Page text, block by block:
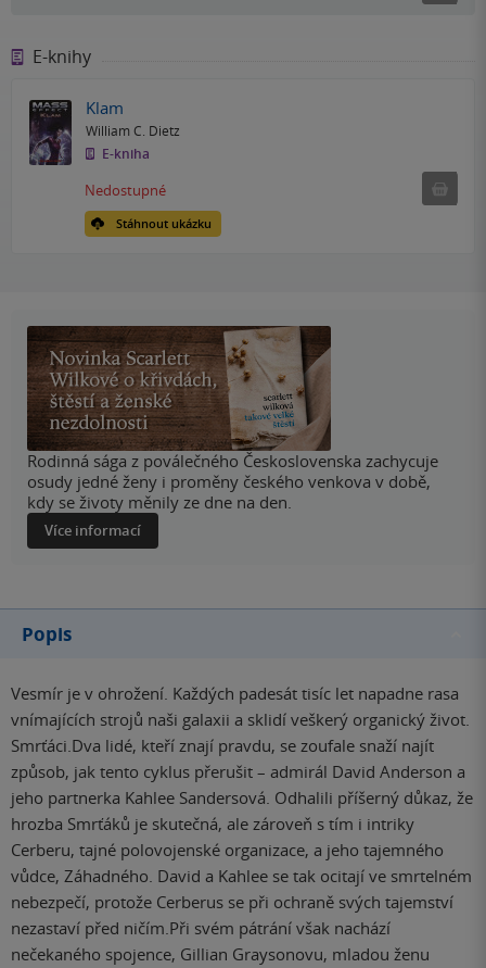
E-knihy
Klam
William C. Dietz
E-kniha
Stáhnout ukázku
Nedostupné
Rodinná sága z poválečného Československa zachycuje
osudy jedné ženy i proměny českého venkova v době,
kdy se životy měnily ze dne na den.
Více informací
Popis
Vesmír je v ohrožení. Každých padesát tisíc let napadne rasa
vnímajících strojů naši galaxii a sklidí veškerý organický život.
Smrťáci.Dva lidé, kteří znají pravdu, se zoufale snaží najít
způsob, jak tento cyklus přerušit – admirál David Anderson a
jeho partnerka Kahlee Sandersová. Odhalili příšerný důkaz, že
hrozba Smrťáků je skutečná, ale zároveň s tím i intriky
Cerberu, tajné polovojenské organizace, a jeho tajemného
vůdce, Záhadného. David a Kahlee se tak ocitají ve smrtelném
nebezpečí, protože Cerberus se při ochraně svých tajemství
nezastaví před ničím.Při svém pátrání však nachází
nečekaného spojence, Gillian Graysonovu, mladou ženu